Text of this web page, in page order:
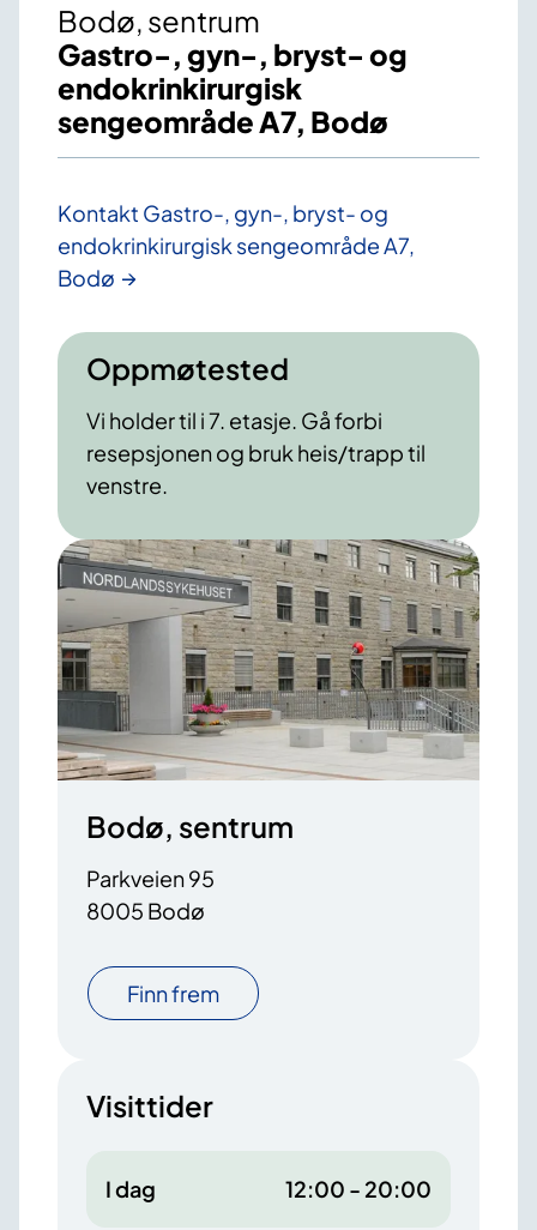
Bodø, sentrum
Gastro-, gyn-, bryst- og
endokrinkirurgisk
sengeområde A7, Bodø
Kontakt Gastro-, gyn-, bryst- og
endokrinkirurgisk sengeområde A7,
Bodø
Oppmøtested
Vi holder til i 7. etasje. Gå forbi
resepsjonen og bruk heis/trapp til
venstre.
Bodø, sentrum
Parkveien 95
8005 Bodø
Finn frem
Visittider
I dag 12:00 - 20:00